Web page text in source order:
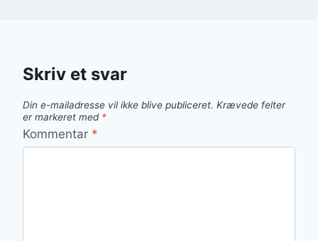
Skriv et svar
Din e-mailadresse vil ikke blive publiceret. Krævede felter
er markeret med *
Kommentar *